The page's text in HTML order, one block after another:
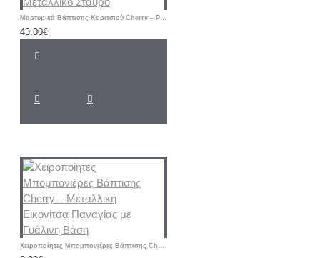
Μαρτυρικά Βάπτισης Κοριτσιού Cherry – Ροζ & Μπεζ Βραχιόλια με Δερμάτινο Κορδόνι και Μεταλλικό Σταυρό
43,00€
Χειροποίητες Μπομπονιέρες Βάπτισης Cherry – Μεταλλική Εικονίτσα Παναγίας με Γυάλινη Βάση